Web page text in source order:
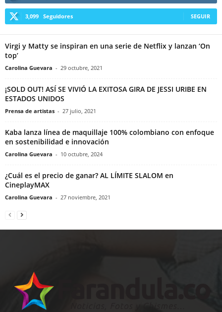
3,099 Seguidores SEGUIR
Virgi y Matty se inspiran en una serie de Netflix y lanzan ‘On
top’
Carolina Guevara - 29 octubre, 2021
¡SOLD OUT! ASÍ SE VIVIÓ LA EXITOSA GIRA DE JESSI URIBE EN
ESTADOS UNIDOS
Prensa de artistas - 27 julio, 2021
Kaba lanza línea de maquillaje 100% colombiano con enfoque
en sostenibilidad e innovación
Carolina Guevara - 10 octubre, 2024
¿Cuál es el precio de ganar? AL LÍMITE SLALOM en
CineplayMAX
Carolina Guevara - 27 noviembre, 2021